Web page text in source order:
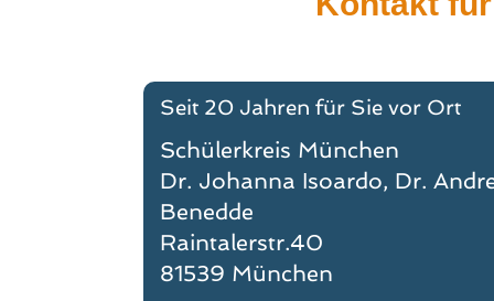
Seit 20 Jahren für Sie vor Ort
Schülerkreis München
Dr. Johanna Isoardo, Dr.
Benedde
Raintalerstr.40
81539 München